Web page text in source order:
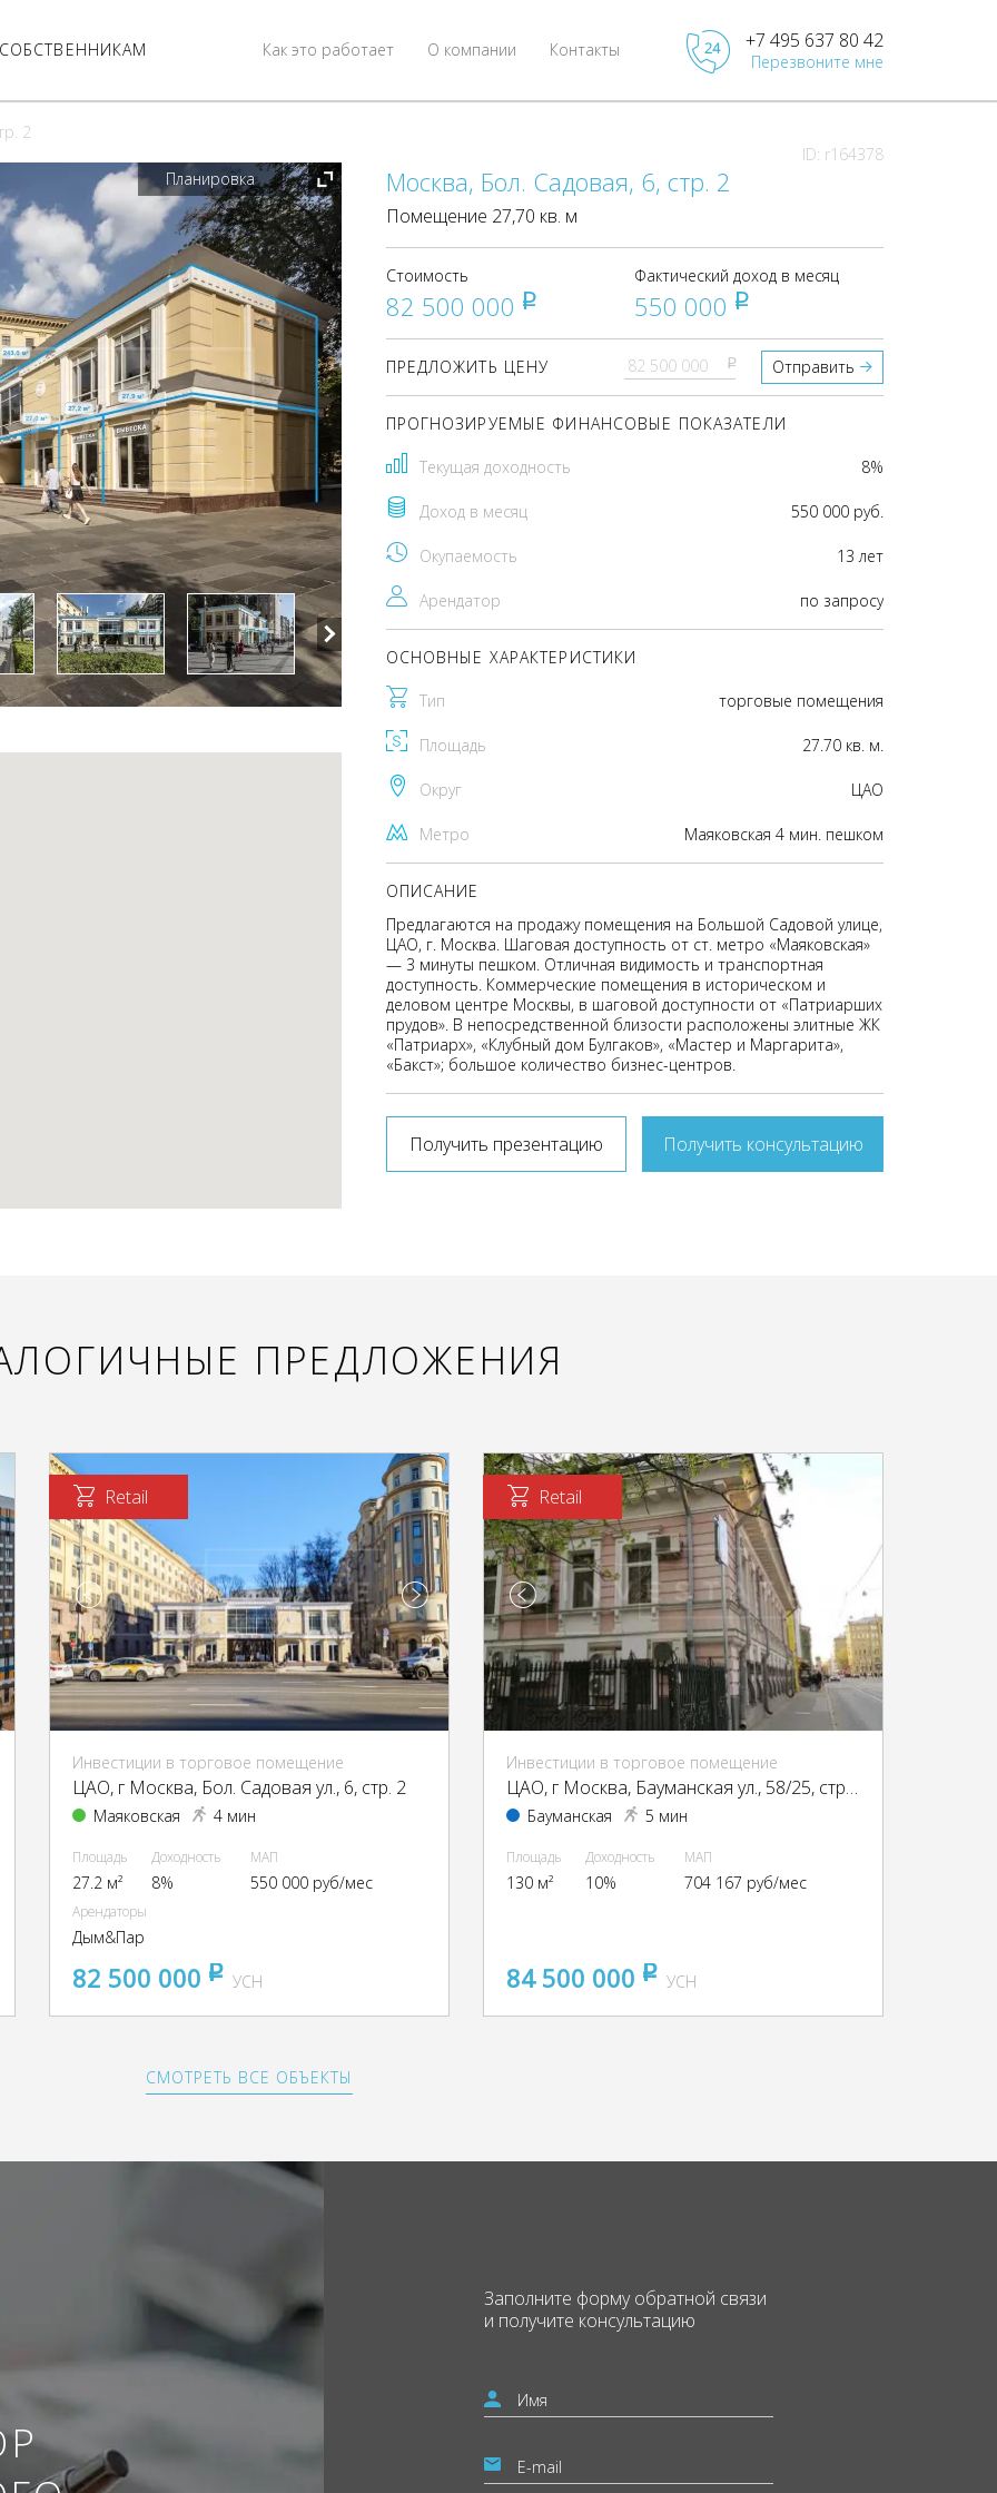
Контакты
О компании
Как это работает +7 495 637 80 42
Перезвоните мне
2
ID: r164378
Планировка
Москва, Бол. Садовая, 6, стр. 2
Помещение 27,70 кв. м
Стоимость
82 500 000 pуб
Фактический доход в месяц
550 000 pуб
ПРЕДЛОЖИТЬ ЦЕНУ pуб Отправить
ПРОГНОЗИРУЕМЫЕ ФИНАНСОВЫЕ ПОКАЗАТЕЛИ
Текущая доходность 8%
Доход в месяц 550 000 руб.
Окупаемость 13 лет
Арендатор по запросу
ОСНОВНЫЕ ХАРАКТЕРИСТИКИ
Тип торговые помещения
Площадь 27.70 кв. м.
Округ ЦАО
Метро Маяковская 4 мин. пешком
ОПИСАНИЕ
Предлагаются на продажу помещения на Большой Садовой улице,
ЦАО, г. Москва. Шаговая доступность от ст. метро «Маяковская»
— 3 минуты пешком. Отличная видимость и транспортная
доступность. Коммерческие помещения в историческом и
деловом центре Москвы, в шаговой доступности от «Патриарших
прудов». В непосредственной близости расположены элитные ЖК
«Патриарх», «Клубный дом Булгаков», «Мастер и Маргарита»,
«Бакст»; большое количество бизнес-центров.
Получить презентацию Получить консультацию
ПРЕДЛОЖЕНИЯ
Retail
Инвестиции в торговое помещение
ЦАО, г Москва, Бол. Садовая ул., 6, стр. 2
Маяковская 4 мин
Площадь
27.2 м²
Доходность
8%
МАП
550 000 руб/мес
Арендаторы
Дым&Пар
82 500 000 pуб
УСН
Retail
Инвестиции в торговое помещение
ЦАО, г Москва, Бауманская ул., 58/25, стр. 1
Бауманская 5 мин
Площадь
130 м²
Доходность
10%
МАП
704 167 руб/мес
84 500 000 pуб
УСН
СМОТРЕТЬ ВСЕ ОБЪЕКТЫ
Заполните формуобратной связи
и получите консультацию